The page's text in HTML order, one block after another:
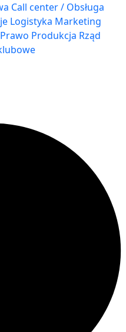
Call center / Obsługa
Logistyka Marketing
Prawo Produkcja Rząd